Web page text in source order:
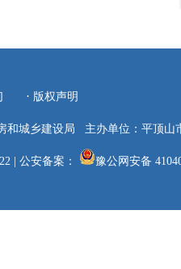
· 版权声明
和城乡建设局 主办单位：平顶山
| 公安备案： 豫公网安备